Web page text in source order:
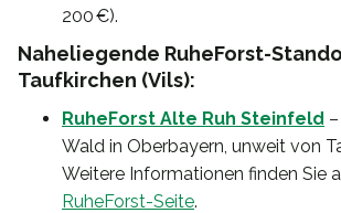
200 €).
Naheliegende RuheForst-
Taufkirchen (Vils):
RuheForst Alte Ruh Steinfeld
Wald in Oberbayern, unweit von
Weitere Informationen finden Sie
RuheForst-Seite.